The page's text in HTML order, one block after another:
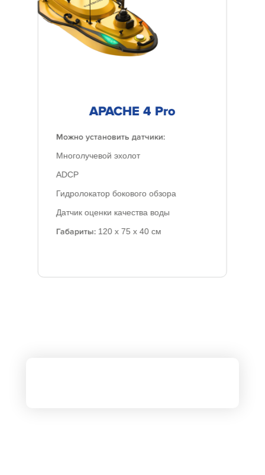
APACHE 4 Pro
Можно установить датчики:
Многолучевой эхолот
ADCP
Гидролокатор бокового обзора
Датчик оценки качества воды
Габариты: 120 x 75 x 40 см